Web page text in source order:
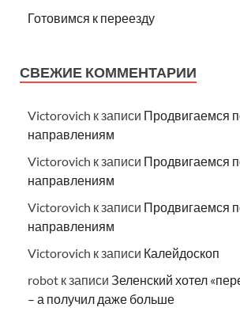
Готовимся к переезду
СВЕЖИЕ КОММЕНТАРИИ
Victorovich к записи Продвигаемся
направлениям
Victorovich к записи Продвигаемся
направлениям
Victorovich к записи Продвигаемся
направлениям
Victorovich к записи Калейдоскоп
robot к записи Зеленский хотел
– а получил даже больше